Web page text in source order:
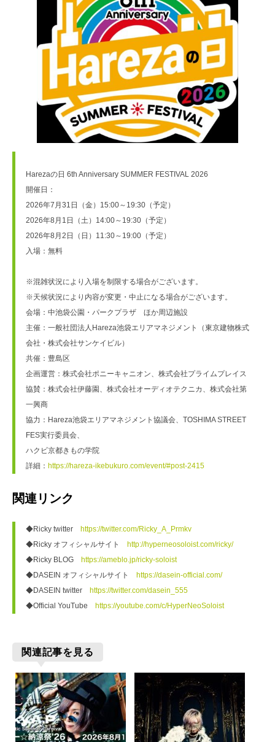
Harezaの日 6th Anniversary SUMMER FESTIVAL 2026
開催日：
2026年7月31日（金）15:00～19:30（予定）
2026年8月1日（土）14:00～19:30（予定）
2026年8月2日（日）11:30～19:00（予定）
入場：無料
※混雑状況により入場を制限する場合がございます。
※天候状況により内容が変更・中止になる場合がございます。
会場：中池袋公園・パークプラザ　ほか周辺施設
主催：一般社団法人Hareza池袋エリアマネジメント（東京建物株式
会社・株式会社サンケイビル）
共催：豊島区
企画運営：株式会社ポニーキャニオン、株式会社プライムプレイス
協賛：株式会社伊藤園、株式会社オーディオテクニカ、株式会社第
一興商
協力：Hareza池袋エリアマネジメント協議会、TOSHIMA STREET
FES実行委員会、
ハクビ京都きもの学院
詳細： https://hareza-ikebukuro.com/event/#post-2415
関連リンク
◆Ricky twitter https://twitter.com/Ricky_A_Prmkv
◆Ricky オフィシャルサイト http://hyperneosoloist.com/ricky/
◆Ricky BLOG https://ameblo.jp/ricky-soloist
◆DASEIN オフィシャルサイト https://dasein-official.com/
◆DASEIN twitter https://twitter.com/dasein_555
◆Official YouTube https://youtube.com/c/HyperNeoSoloist
関連記事を見る